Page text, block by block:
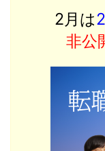
2月は
非公